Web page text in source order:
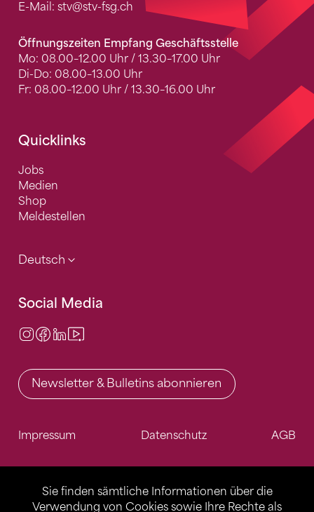
Sie finden sämtliche Informationen über die
Verwendung von Cookies sowie Ihre Rechte als
E-Mail: stv@stv-fsg.ch
Öffnungszeiten Empfang Geschäftsstelle
Mo: 08.00–12.00 Uhr / 13.30–17.00 Uhr
Di-Do: 08.00–13.00 Uhr
Fr: 08.00–12.00 Uhr / 13.30–16.00 Uhr
Quicklinks
Jobs
Medien
Shop
Meldestellen
Deutsch
Social Media
Instagram
Facebook
LinkedIn
Newsletter & Bulletins abonnieren
Impressum Datenschutz AGB